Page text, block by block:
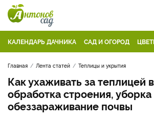
КАЛЕНДАРЬ ДАЧНИКА САД И ОГОРОД
Главная Лента статей Теплицы и укрытия
Как ухаживать за теплицей
обработка строения, уборка
обеззараживание почвы